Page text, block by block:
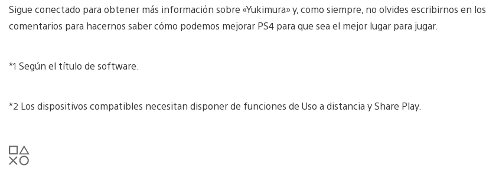
Sigue conectado para obtener más información sobre «Yukimura» y, como siempre, no olvides escribirnos en los
comentarios para hacernos saber cómo podemos mejorar PS4 para que sea el mejor lugar para jugar.
*1 Según el título de software.
*2 Los dispositivos compatibles necesitan disponer de funciones de Uso a distancia y Share Play.